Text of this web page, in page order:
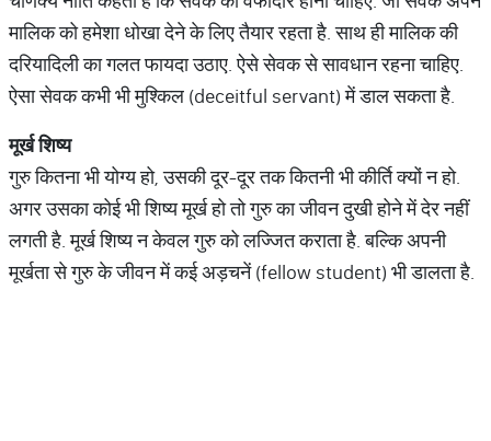
मालिक को हमेशा धोखा देने के लिए तैयार रहता है. साथ ही मालिक की
दरियादिली का गलत फायदा उठाए. ऐसे सेवक से सावधान रहना चाहिए.
ऐसा सेवक कभी भी मुश्किल (deceitful servant) में डाल सकता है.
मूर्ख शिष्‍य
गुरु कितना भी योग्‍य हो, उसकी दूर-दूर तक कितनी भी कीर्ति क्‍यों न हो.
अगर उसका कोई भी शिष्‍य मूर्ख हो तो गुरु का जीवन दुखी होने में देर नहीं
लगती है. मूर्ख शिष्‍य न केवल गुरु को लज्जित कराता है. बल्कि अपनी
मूर्खता से गुरु के जीवन में कई अड़चनें (fellow student) भी डालता है.